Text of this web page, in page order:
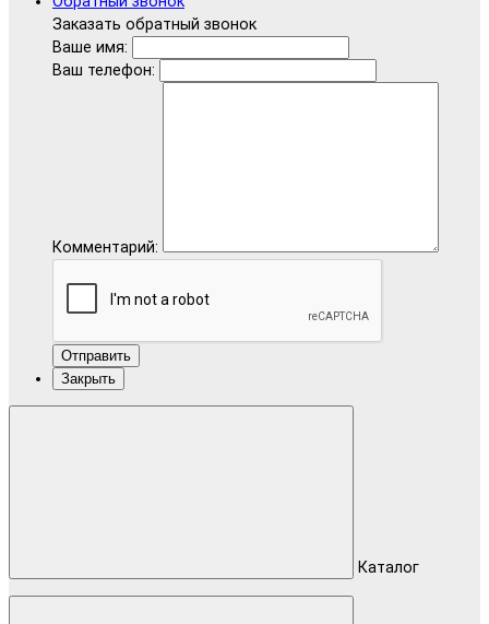
Заказать обратный звонок
Ваше имя:
Ваш телефон:
Комментарий:
Отправить
Закрыть
Каталог